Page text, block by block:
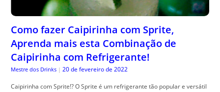
Como fazer Caipirinha com Sprite,
Aprenda mais esta Combinação de
Caipirinha com Refrigerante!
Mestre dos Drinks | 20 de fevereiro de 2022
Caipirinha com Sprite!? O Sprite é um refrigerante tão popular e versátil